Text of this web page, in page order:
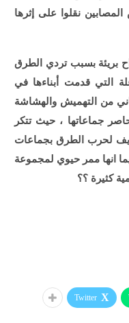
نقلوا على إثرها
بريئة بسبب تردي الطرق
التي قدمت أبناءها في
من التهميش والهشاشة
جماعاتها ، حيث تتكر
لحرب الطرق بجماعات
انها ممر حيوي لمجموعة
كثيرة ؟؟
Twitter